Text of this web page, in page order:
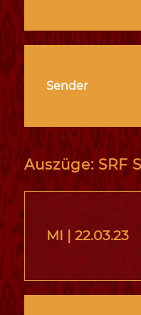
Sender
Auszüge: SRF
MI | 22.03.23